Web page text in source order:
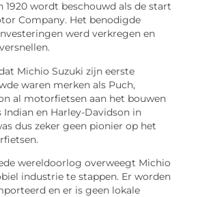
1920 wordt beschouwd als de start
Company. Het benodigde
werd verkregen en
Michio Suzuki zijn eerste
waren merken als Puch,
al motorfietsen aan het bouwen
Indian en Harley-Davidson in
dus zeker geen pionier op het
wereldoorlog overweegt Michio
industrie te stappen. Er worden
en er is geen lokale